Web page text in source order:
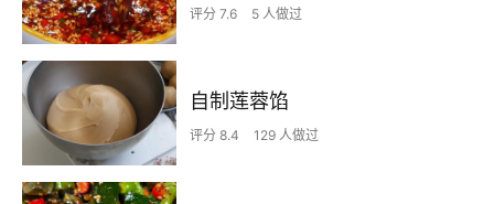
评分 7.6 5 人做过
自制莲蓉馅
评分 8.4 129 人做过